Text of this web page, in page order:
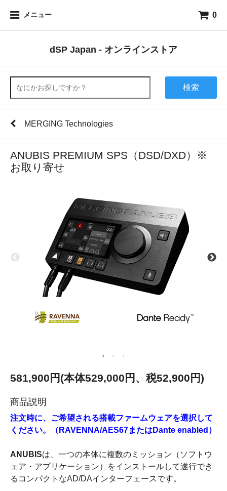
メニュー 0
dSP Japan - オンラインストア
検索
MERGING Technologies
ANUBIS PREMIUM SPS（DSD/DXD）※
お取り寄せ
581,900円(本体529,000円、税52,900円)
商品説明
注文時に、ご希望される搭載ファームウェアを選択して
ください。（RAVENNA/AES67またはDante enabled）
ANUBISは、⼀つの本体に複数のミッション（ソフトウ
ェア・アプリケーション）をインストールして遂⾏でき
るコンパクトなAD/DAインターフェースです。